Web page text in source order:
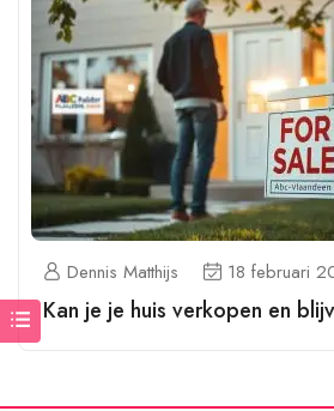
Dennis Matthijs 18 februari
Kan je je huis verkopen en